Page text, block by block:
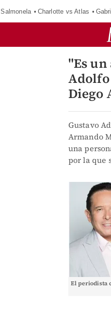
Salmonela Charlotte vs Atlas
"Es
Diego
Gustavo
Armando
una
por la que
El periodista